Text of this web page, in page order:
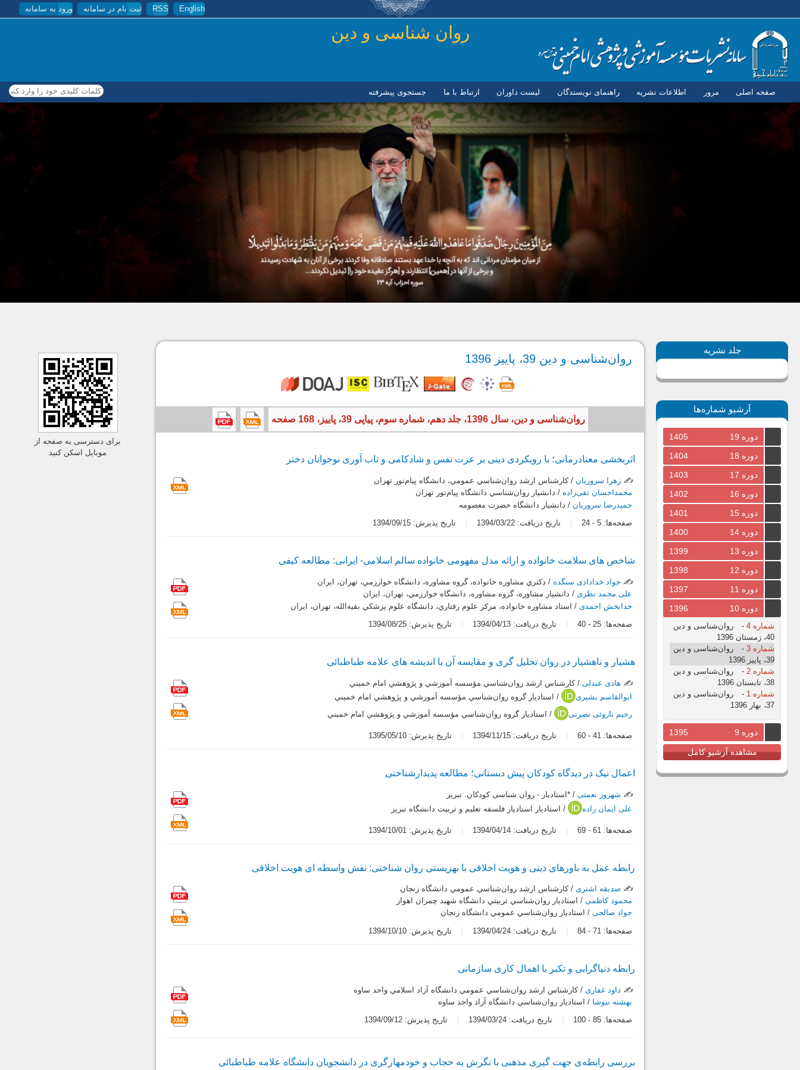
رفتن به محتوای اصلی English
RSS ثبت نام در سامانه ورود به سامانه
روان شناسی و دين
صفحه اصلی مرور اطلاعات نشریه راهنمای نویسندگان لیست داوران ارتباط با ما جستجوی پیشرفته کلمات کلیدی خود را وارد کنید
جلد نشریه
آرشیو شماره‌ها
دوره 19
1405
دوره 18
1404
دوره 17
1403
دوره 16
1402
دوره 15
1401
دوره 14
1400
دوره 13
1399
دوره 12
1398
دوره 11
1397
دوره 10
1396
شماره 4 -
روان‌شناسی و دین
40، زمستان 1396
شماره 3
-
روان‌شناسی و دین
39، پاییز 1396
شماره 2
-
روان‌شناسی و دین
38، تابستان 1396
شماره 1
-
روان‌شناسی و دین
37، بهار 1396
دوره 9 1395
مشاهده آرشیو کامل
روان‌شناسی و دین 39، پاییز 1396
روان‌شناسی و دین، سال 1396، جلد دهم، شماره سوم، پیاپی 39، پاییز، 168 صفحه
اثربخشی معنادرمانی؛ با رویکردی دینی بر عزت نفس و شادکامی و تاب آوری نوجوانان دختر
✍️ زهرا سروریان / کارشناس ارشد روان‌شناسي عمومي، ‌دانشگاه پيام‌نور تهران
محمداحسان تقی‌زاده / دانشيار روان‌شناسي دانشگاه پيام‌نور تهران
حمیدرضا سروریان / دانشيار دانشگاه حضرت معصومه
صفحه‌ها: 5
-
24 تاریخ دریافت: 1394/03/22 تاریخ پذیرش: 1394/09/15
شاخص های سلامت خانواده و ارائه مدل مفهومی خانواده سالم اسلامی- ایرانی: مطالعه کیفی
✍️ جواد خدادادی سنگده / دکتري مشاوره خانواده، گروه مشاوره، دانشگاه خوارزمي، تهران، ايران
علی محمد نظری/ دانشيار مشاوره، گروه مشاوره، دانشگاه خوارزمي، تهران، ايران
خدابخش احمدی/ استاد مشاوره خانواده، مرکز علوم رفتاري، دانشگاه علوم پزشکي بقية‌الله، تهران، ايران
صفحه‌ها: 25
-
40 تاریخ دریافت: 1394/04/13 تاریخ پذیرش: 1394/08/25
هشیار و ناهشیار در روان تحلیل گری و مقایسه آن با اندیشه های علامه طباطبائی
✍️ هادی عبدلی/ كارشناس ارشد روان‌شناسي مؤسسه آموزشي و پژوهشي امام خميني
ابوالقاسم بشیری
/ استاديار گروه روان‌شناسي مؤسسه آموزشي و پژوهشي امام خميني
رحیم ناروئی نصرتی
/ استاديار گروه روان‌شناسي مؤسسه آموزشي و پژوهشي امام خميني
صفحه‌ها: 41
-
60 تاریخ دریافت: 1394/11/15 تاریخ پذیرش: 1395/05/10
اعمال نیک در دیدگاه کودکان پیش دبستانی؛ مطالعه پدیدارشناختی
✍️ شهروز نعمتی/ *استادیار - روان شناسی کودکان. تبریز
علی ایمان زاده
/ استاديار استاديار فلسفه تعليم و تربيت دانشگاه تبريز
صفحه‌ها: 61
-
69 تاریخ دریافت: 1394/04/14 تاریخ پذیرش: 1394/10/01
رابطه عمل به باورهای دینی و هویت اخلاقی با بهزیستی روان شناختی: نقش واسطه ای هویت اخلاقی
✍️ صدیقه اشتری / كارشناس ارشد روان‌شناسي عمومي دانشگاه زنجان
محمود کاظمی/ استاديار روان‌شناسي تربيتي دانشگاه شهيد چمران اهواز
جواد صالحی/ استاديار روان‌شناسي عمومي دانشگاه زنجان
صفحه‌ها: 71
-
84 تاریخ دریافت: 1394/04/24 تاریخ پذیرش: 1394/10/10
رابطه دنیاگرایی و تکبر با اهمال کاری سازمانی
✍️ داود غفاری / کارشناس ارشد روان‌شناسي عمومي دانشگاه آزاد اسلامي واحد ساوه
بهشته نیوشا / استاديار روان‌شناسي دانشگاه آزاد واحد ساوه
صفحه‌ها: 85
-
100 تاریخ دریافت: 1394/03/24 تاریخ پذیرش: 1394/09/12
بررسی رابطه‌ی جهت گیری مذهبی با نگرش به حجاب و خودمهارگری در دانشجویان دانشگاه علامه طباطبائی
برای دسترسی به صفحه از
موبایل اسکن کنید